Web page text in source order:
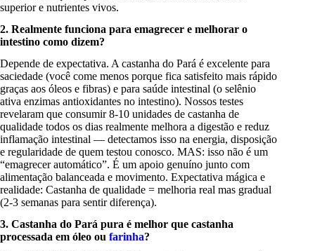
superior e nutrientes vivos.
2. Realmente funciona para emagrecer e melhorar o
intestino como dizem?
Depende de expectativa. A castanha do Pará é excelente para
saciedade (você come menos porque fica satisfeito mais rápido
graças aos óleos e fibras) e para saúde intestinal (o selênio
ativa enzimas antioxidantes no intestino). Nossos testes
revelaram que consumir 8-10 unidades de castanha de
qualidade todos os dias realmente melhora a digestão e reduz
inflamação intestinal — detectamos isso na energia, disposição
e regularidade de quem testou conosco. MAS: isso não é um
“emagrecer automático”. É um apoio genuíno junto com
alimentação balanceada e movimento. Expectativa mágica e
realidade: Castanha de qualidade = melhoria real mas gradual
(2-3 semanas para sentir diferença).
3. Castanha do Pará pura é melhor que castanha
processada em óleo ou farinha?